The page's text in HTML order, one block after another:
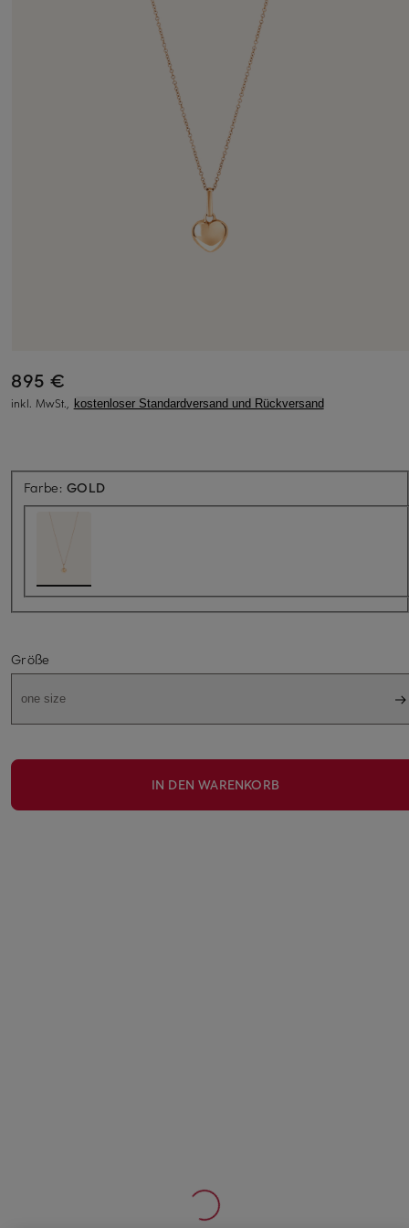
895 €
inkl. MwSt., kostenloser Standardversand und Rückversand
Farbe:GOLD
Größe
one size
IN DEN WARENKORB